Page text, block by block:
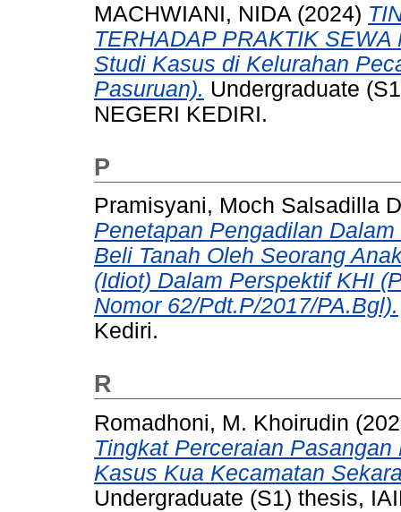
MACHWIANI, NIDA (2024)
TERHADAP PRAKTIK
Studi Kasus di Kelurahan
Pasuruan). Undergraduate
NEGERI KEDIRI.
P
Pramisyani, Moch Salsadilla
Penetapan Pengadilan
Beli Tanah Oleh Seorang
(Idiot) Dalam Perspektif KHI
Nomor 62/Pdt.P/2017/PA.Bgl).
Kediri.
R
Romadhoni, M. Khoirudin
Tingkat Perceraian
Kasus Kua Kecamatan
Undergraduate (S1) thesis,